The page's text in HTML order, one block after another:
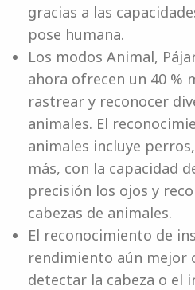
gracias a las
pose humana.
Los modos Animal,
ahora ofrecen un 40 %
rastrear y reconocer
animales. El
animales incluye
más, con la capacidad
precisión los ojos y
cabezas de animales.
El reconocimiento de
rendimiento aún mejor
detectar la cabeza o el